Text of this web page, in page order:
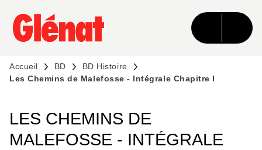
MENU RECHERCHE CONTENU
PIED DE PAGE
Accueil BD
BD Histoire
Les Chemins de Malefosse - Intégrale Chapitre I
LES CHEMINS DE
MALEFOSSE - INTÉGRALE